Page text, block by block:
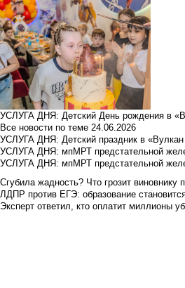
УСЛУГА ДНЯ: Детский День рождения в
Все новости по теме 24.06.2026
УСЛУГА ДНЯ: Детский праздник в «Вулкан
УСЛУГА ДНЯ: мпМРТ предстательной
УСЛУГА ДНЯ: мпМРТ предстательной
Сгубила жадность? Что грозит
ЛДПР против ЕГЭ: образование
Эксперт ответил, кто оплатит миллионы